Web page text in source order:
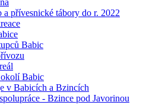
přívesnické tábory do r. 2022
Babic
Babic
v Babicích a Bzincích
- Bzince pod Javorinou